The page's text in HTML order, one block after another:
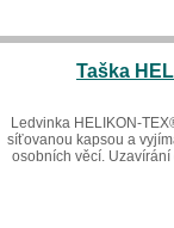
Taška
Ledvinka HELIKON-
síťovanou kapsou a
osobních věcí.